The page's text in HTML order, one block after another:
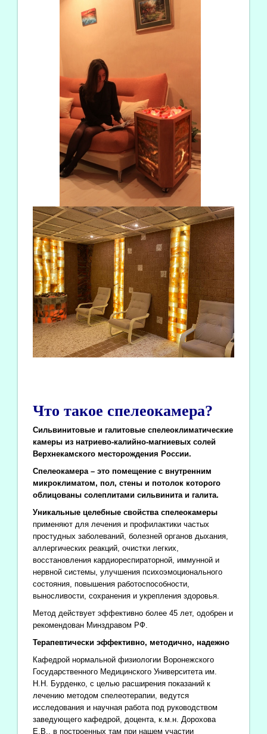
Что такое спелеокамера?
Сильвинитовые и галитовые спелеоклиматические
камеры из натриево-калийно-магниевых солей
Верхнекамского месторождения России.
Спелеокамера – это помещение с внутренним
микроклиматом, пол, стены и потолок которого
облицованы солеплитами сильвинита и галита.
Уникальные целебные свойства спелеокамеры
применяют для лечения и профилактики частых
простудных заболеваний, болезней органов дыхания,
аллергических реакций, очистки легких,
восстановления кардиореспираторной, иммунной и
нервной системы, улучшения психоэмоционального
состояния, повышения работоспособности,
выносливости, сохранения и укрепления здоровья.
Метод действует эффективно более 45 лет, одобрен и
рекомендован Минздравом РФ.
Терапевтически эффективно, методично, надежно
Кафедрой нормальной физиологии Воронежского
Государственного Медицинского Университета им.
Н.Н. Бурденко, с целью расширения показаний к
лечению методом спелеотерапии, ведутся
исследования и научная работа под руководством
заведующего кафедрой, доцента, к.м.н. Дорохова
Е.В., в построенных там при нашем участии